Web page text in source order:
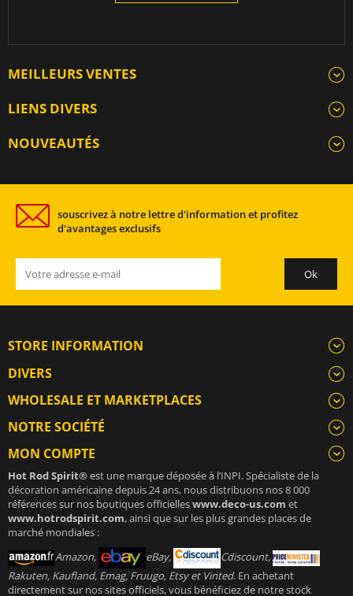
MEILLEURS VENTES
LIENS DIVERS
NOUVEAUTÉS
souscrivez à notre lettre d'information et profitez
d'avantages exclusifs
STORE INFORMATION
DIVERS
WHOLESALE ET MARKETPLACES
NOTRE SOCIÉTÉ
MON COMPTE
Hot Rod Spirit®est une marque déposée à l’INPI. Spécialiste de la
décoration américaine depuis 24 ans, nous distribuons nos 8 000
références sur nos boutiques officielleswww.deco-us.com et
www.hotrodspirit.com, ainsi que sur les plus grandes places de
marché mondiales :
Amazon,
eBay,
Cdiscount,
Rakuten, Kaufland, Emag, Fruugo, Etsy et Vinted. En achetant
directement sur nos sites officiels, vous bénéficiez de notre stock